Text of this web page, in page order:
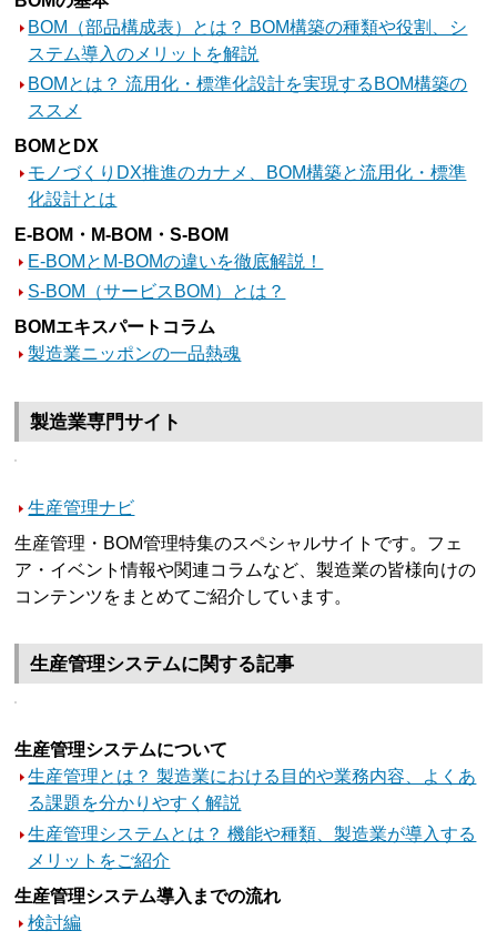
BOM（部品構成表）とは？ BOM構築の種類や役割、シ
ステム導入のメリットを解説
BOMとは？ 流用化・標準化設計を実現するBOM構築の
ススメ
BOMとDX
モノづくりDX推進のカナメ、BOM構築と流用化・標準
化設計とは
E-BOM・M-BOM・S-BOM
E-BOMとM-BOMの違いを徹底解説！
S-BOM（サービスBOM）とは？
BOMエキスパートコラム
製造業ニッポンの一品熱魂
製造業専門サイト
生産管理ナビ
生産管理・BOM管理特集のスペシャルサイトです。フェ
ア・イベント情報や関連コラムなど、製造業の皆様向けの
コンテンツをまとめてご紹介しています。
生産管理システムに関する記事
生産管理システムについて
生産管理とは？ 製造業における目的や業務内容、よくあ
る課題を分かりやすく解説
生産管理システムとは？ 機能や種類、製造業が導入する
メリットをご紹介
生産管理システム導入までの流れ
検討編